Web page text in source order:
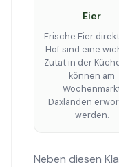
Eier
Frische Eier
Hof sind eine
Zutat in der
können am
Daxlanden
werden.
Neben diesen